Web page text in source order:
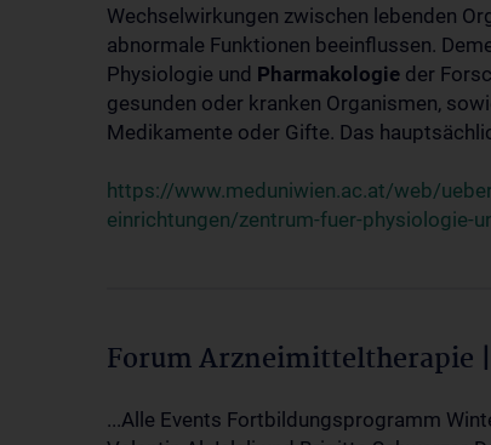
Wechselwirkungen zwischen lebenden
abnormale Funktionen beeinflussen.
Physiologie und Pharmakologie der
gesunden oder kranken Organismen,
Medikamente oder Gifte. Das
https://www.meduniwien.ac.at/web/
einrichtungen/zentrum-fuer-physiologie-
Forum Arzneimitteltherapie
...Alle Events Fortbildungsprogramm